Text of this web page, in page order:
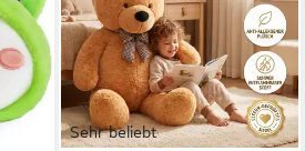
Sehr beliebt